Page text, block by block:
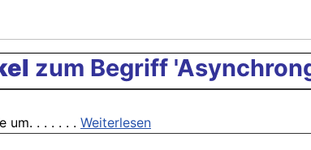
zum Begriff
um. . . . . . . Weiterlesen